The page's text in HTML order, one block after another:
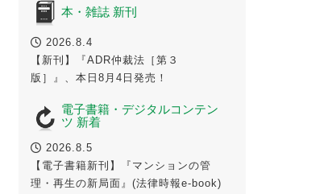
本・雑誌 新刊
2026.8.4
【新刊】『ADR仲裁法［第３
版］』、本日8月4日発売！
電子書籍・デジタルコンテン
ツ 新着
2026.8.5
【電子書籍新刊】『マンションの管
理・再生の新局面』(法律時報e-book)